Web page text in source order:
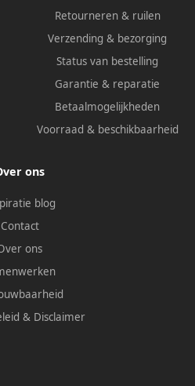
Retourneren & ruilen
Verzending & bezorging
Status van bestelling
Garantie & reparatie
Betaalmogelijkheden
Voorraad & beschikbaarheid
ons
blog
Contact
ons
& Disclaimer